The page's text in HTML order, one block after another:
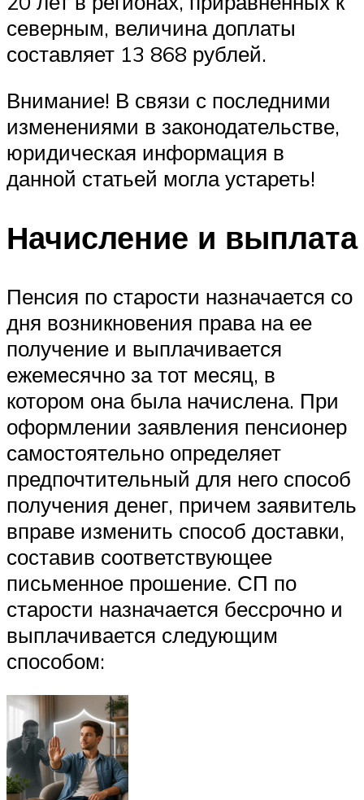
северным, величина доплаты
составляет 13 868 рублей.
Внимание! В связи с последними
изменениями в законодательстве,
юридическая информация в
данной статьей могла устареть!
Начисление и выплата
Пенсия по старости назначается со
дня возникновения права на ее
получение и выплачивается
ежемесячно за тот месяц, в
котором она была начислена. При
оформлении заявления пенсионер
самостоятельно определяет
предпочтительный для него способ
получения денег, причем заявитель
вправе изменить способ доставки,
составив соответствующее
письменное прошение. СП по
старости назначается бессрочно и
выплачивается следующим
способом: